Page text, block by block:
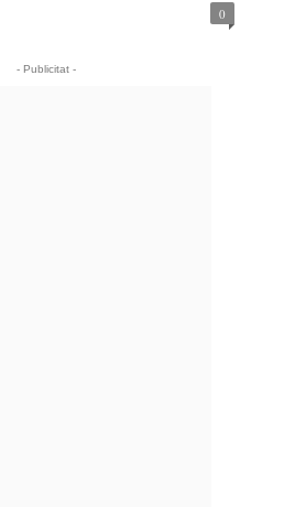
0
- Publicitat -